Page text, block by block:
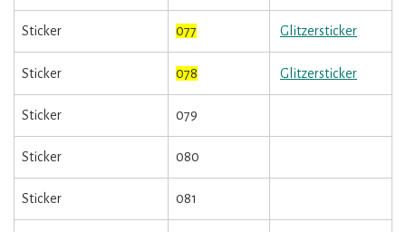
Sticker 077 Glitzersticker
Sticker 078 Glitzersticker
Sticker 079
Sticker 080
Sticker 081